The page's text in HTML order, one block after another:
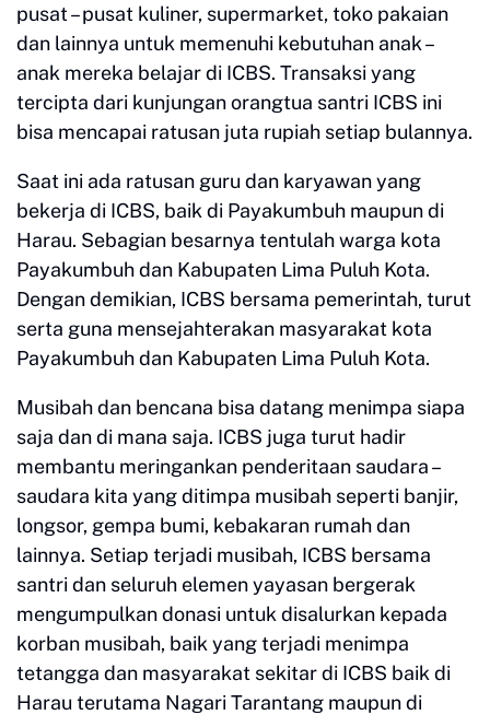
pusat – pusat kuliner, supermarket, toko pakaian
dan lainnya untuk memenuhi kebutuhan anak –
anak mereka belajar di ICBS. Transaksi yang
tercipta dari kunjungan orangtua santri ICBS ini
bisa mencapai ratusan juta rupiah setiap bulannya.
Saat ini ada ratusan guru dan karyawan yang
bekerja di ICBS, baik di Payakumbuh maupun di
Harau. Sebagian besarnya tentulah warga kota
Payakumbuh dan Kabupaten Lima Puluh Kota.
Dengan demikian, ICBS bersama pemerintah, turut
serta guna mensejahterakan masyarakat kota
Payakumbuh dan Kabupaten Lima Puluh Kota.
Musibah dan bencana bisa datang menimpa siapa
saja dan di mana saja. ICBS juga turut hadir
membantu meringankan penderitaan saudara –
saudara kita yang ditimpa musibah seperti banjir,
longsor, gempa bumi, kebakaran rumah dan
lainnya. Setiap terjadi musibah, ICBS bersama
santri dan seluruh elemen yayasan bergerak
mengumpulkan donasi untuk disalurkan kepada
korban musibah, baik yang terjadi menimpa
tetangga dan masyarakat sekitar di ICBS baik di
Harau terutama Nagari Tarantang maupun di